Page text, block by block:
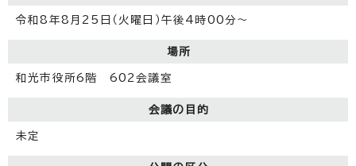
令和8年8月25日（火曜日）午後4時00分～
場所
和光市役所6階 602会議室
会議の目的
未定